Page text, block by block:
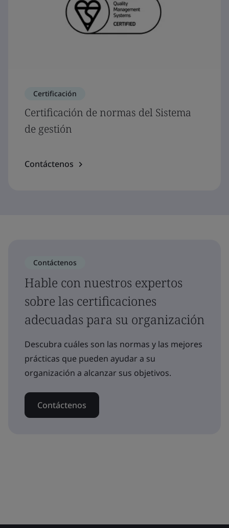
Certificación
Certificación de normas del Sistema
de gestión
Contáctenos
Contáctenos
Hable con nuestros expertos
sobre las certificaciones
adecuadas para su organización
Descubra cuáles son las normas y las mejores
prácticas que pueden ayudar a su
organización a alcanzar sus objetivos.
Contáctenos